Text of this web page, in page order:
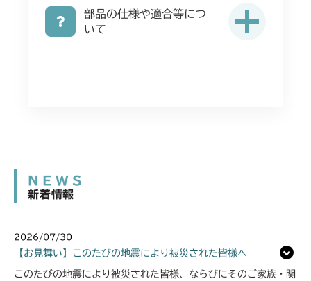
部品の仕様や適合等につ
いて
NEWS
新着情報
2026/07/30
【お見舞い】このたびの地震により被災された皆様へ
このたびの地震により被災された皆様、ならびにそのご家族・関